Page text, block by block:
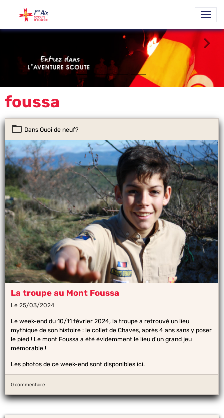
foussa
Dans Quoi de neuf?
La troupe au Mont Foussa
Le 25/03/2024
Le week-end du 10/11 février 2024, la troupe a retrouvé un lieu
mythique de son histoire : le collet de Chaves, après 4 ans sans y poser
le pied ! Le mont Foussa a été évidemment le lieu d'un grand jeu
mémorable !
Les photos de ce week-end sont disponibles ici.
0 commentaire